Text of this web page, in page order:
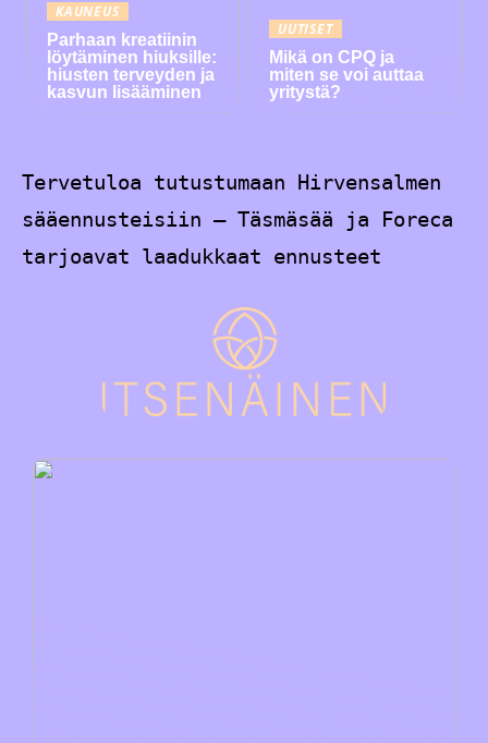
KAUNEUS
Parhaan kreatiinin
löytäminen hiuksille:
hiusten terveyden ja
kasvun lisääminen
UUTISET
Mikä on CPQ ja
miten se voi auttaa
yritystä?
Tervetuloa tutustumaan Hirvensalmen
sääennusteisiin – Täsmäsää ja Foreca
tarjoavat laadukkaat ennusteet